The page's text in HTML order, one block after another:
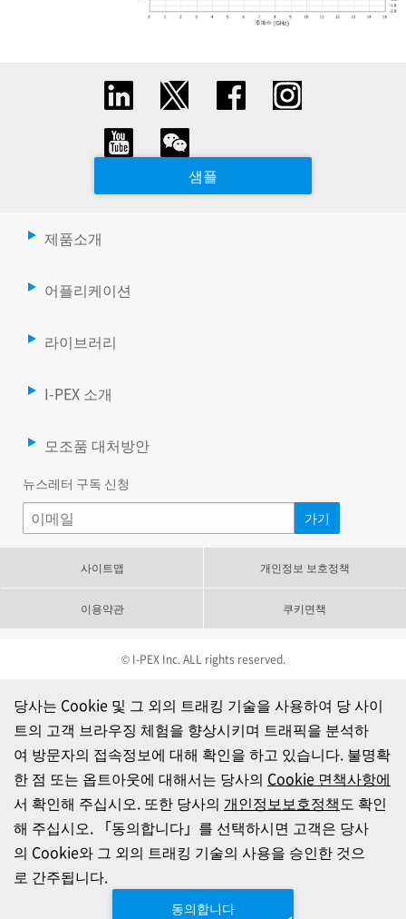
샘플
제품소개
어플리케이션
라이브러리
I-PEX 소개
모조품 대처방안
뉴스레터 구독 신청
사이트맵 개인정보 보호정책
이용약관 쿠키면책
© I-PEX Inc. ALL rights reserved.
당사는 Cookie 및 그 외의 트래킹 기술을 사용하여 당 사이
트의 고객 브라우징 체험을 향상시키며 트래픽을 분석하
여 방문자의 접속정보에 대해 확인을 하고 있습니다. 불명확
한 점 또는 옵트아웃에 대해서는 당사의 Cookie 면책사항에
서 확인해 주십시오. 또한 당사의 개인정보보호정책 도 확인
해 주십시오. 「동의합니다」를 선택하시면 고객은 당사
의 Cookie와 그 외의 트래킹 기술의 사용을 승인한 것으
로 간주됩니다.
동의합니다